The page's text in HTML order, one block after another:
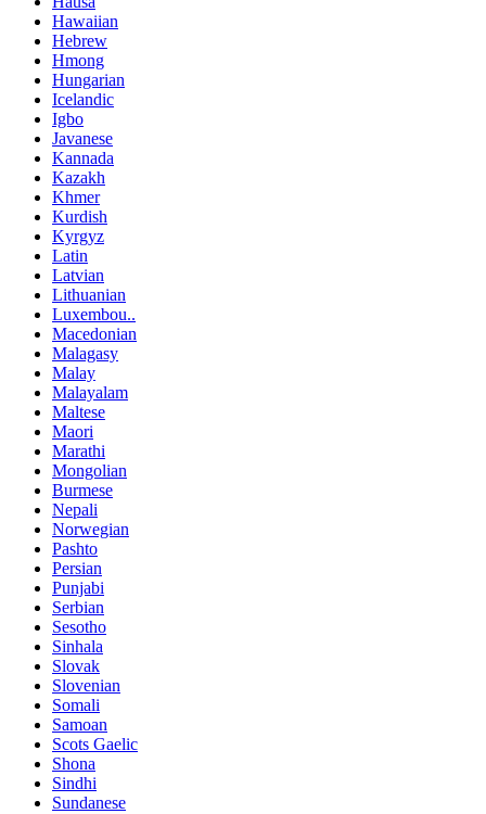
Hawaiian
Hebrew
Hmong
Hungarian
Icelandic
Igbo
Javanese
Kannada
Kazakh
Khmer
Kurdish
Kyrgyz
Latin
Latvian
Lithuanian
Luxembou..
Macedonian
Malagasy
Malay
Malayalam
Maltese
Maori
Marathi
Mongolian
Burmese
Nepali
Norwegian
Pashto
Persian
Punjabi
Serbian
Sesotho
Sinhala
Slovak
Slovenian
Somali
Samoan
Scots Gaelic
Shona
Sindhi
Sundanese